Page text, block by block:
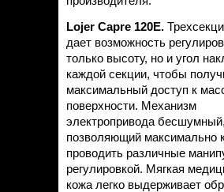
Lojer Capre 120E.
дает возможность
только высоту, но и угол
каждой секции, чтобы
максимальный доступ к
поверхности. Механизм
электропривода бесшумный,
позволяющий максимально
проводить различные
регулировкой. Мягкая
кожа легко выдерживает